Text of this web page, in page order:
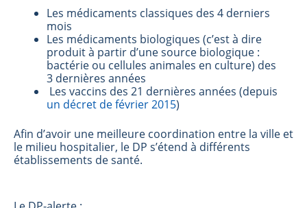
Les médicaments classiques des 4 derniers
mois
Les médicaments biologiques (c’est à dire
produit à partir d’une source biologique :
bactérie ou cellules animales en culture) des
3 dernières années
Les vaccins des 21 dernières années (depuis
un décret de février 2015)
Afin d’avoir une meilleure coordination entre la ville et
le milieu hospitalier, le DP s’étend à différents
établissements de santé.